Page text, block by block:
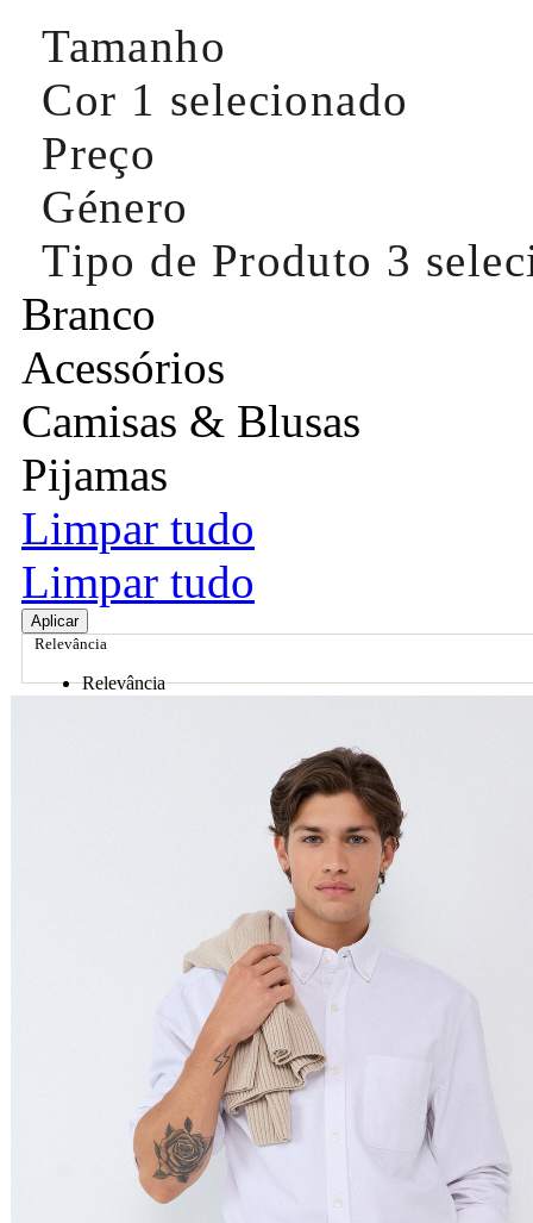
Tamanho
Cor 1 selecionado
Preço
Género
Tipo de Produto 3
Branco
Acessórios
Camisas & Blusas
Pijamas
Limpar tudo
Limpar tudo
Aplicar
Relevância
Relevância
Nome do Produto A - Z
Nome do Produto Z - A